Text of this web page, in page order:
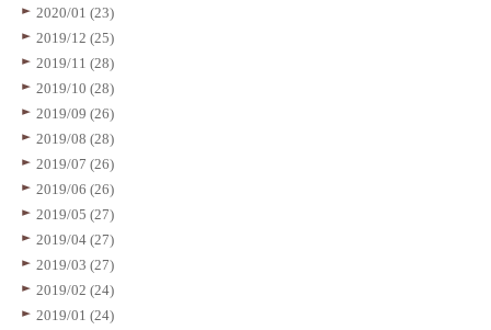
2020/01 (23)
2019/12 (25)
2019/11 (28)
2019/10 (28)
2019/09 (26)
2019/08 (28)
2019/07 (26)
2019/06 (26)
2019/05 (27)
2019/04 (27)
2019/03 (27)
2019/02 (24)
2019/01 (24)